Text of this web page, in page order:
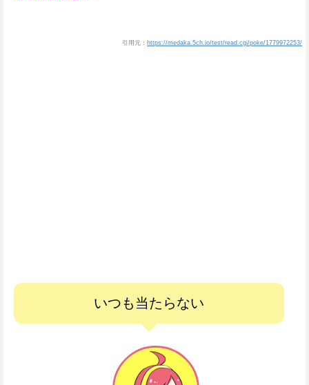
引用元： https://medaka.5ch.io/test/read.cgi/poke/1779972253/
いつも当たらない